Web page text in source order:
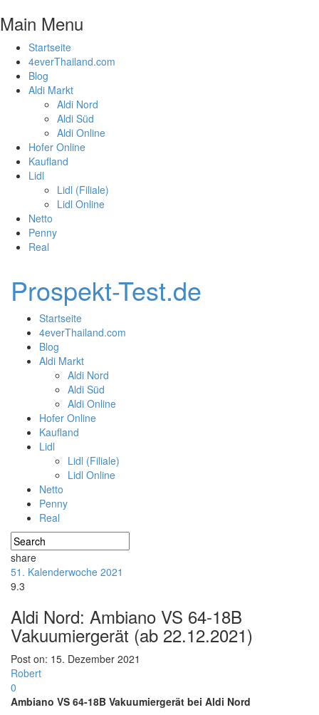
Main Menu
Startseite
4everThailand.com
Blog
Aldi Markt
Aldi Nord
Aldi Süd
Aldi Online
Hofer Online
Kaufland
Lidl
Lidl (Filiale)
Lidl Online
Netto
Penny
Real
Prospekt-Test.de
Startseite
4everThailand.com
Blog
Aldi Markt
Aldi Nord
Aldi Süd
Aldi Online
Hofer Online
Kaufland
Lidl
Lidl (Filiale)
Lidl Online
Netto
Penny
Real
share
51. Kalenderwoche 2021
9.3
Aldi Nord: Ambiano VS 64-18B
Vakuumiergerät (ab 22.12.2021)
Post on: 15. Dezember 2021
Robert
0
Ambiano VS 64-18B Vakuumiergerät bei Aldi Nord